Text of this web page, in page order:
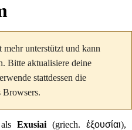
unterstützt und kann
Bitte aktualisiere deine
stattdessen die
Browsers.
alsExusiai (griech. ἐξουσίαι),